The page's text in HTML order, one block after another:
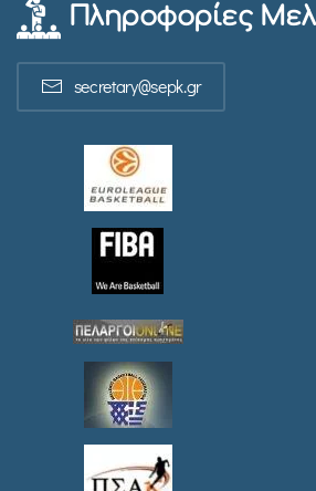
Πληροφορίες
secretary@sepk.gr